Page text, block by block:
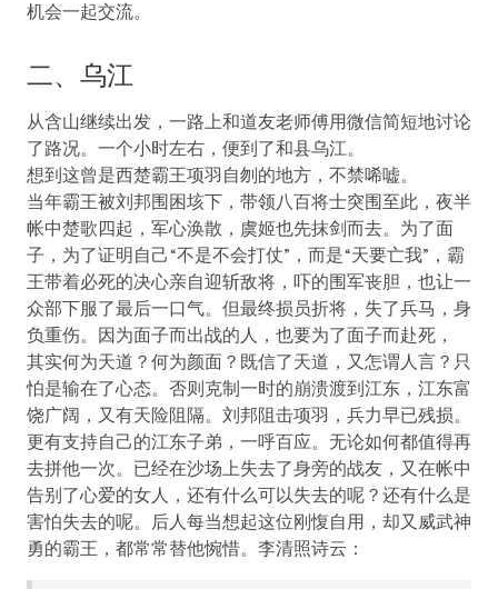
机会一起交流。
二、乌江
从含山继续出发，一路上和道友老师傅用微信简短地讨论
了路况。一个小时左右，便到了和县乌江。
想到这曾是西楚霸王项羽自刎的地方，不禁唏嘘。
当年霸王被刘邦围困垓下，带领八百将士突围至此，夜半
帐中楚歌四起，军心涣散，虞姬也先抹剑而去。为了面
子，为了证明自己“不是不会打仗”，而是“天要亡我”，霸
王带着必死的决心亲自迎斩敌将，吓的围军丧胆，也让一
众部下服了最后一口气。但最终损员折将，失了兵马，身
负重伤。因为面子而出战的人，也要为了面子而赴死，
其实何为天道？何为颜面？既信了天道，又怎谓人言？只
怕是输在了心态。否则克制一时的崩溃渡到江东，江东富
饶广阔，又有天险阻隔。刘邦阻击项羽，兵力早已残损。
更有支持自己的江东子弟，一呼百应。无论如何都值得再
去拼他一次。已经在沙场上失去了身旁的战友，又在帐中
告别了心爱的女人，还有什么可以失去的呢？还有什么是
害怕失去的呢。后人每当想起这位刚愎自用，却又威武神
勇的霸王，都常常替他惋惜。李清照诗云：